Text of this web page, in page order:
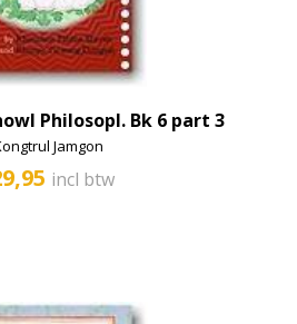
Philosopl. Bk 6 part 3
Jamgon
incl btw